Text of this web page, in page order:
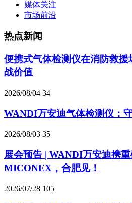
媒体关注
市场前沿
热点新闻
便携式气体检测仪在消防救
战价值
2026/08/04 34
WANDI万安迪气体检测仪：
2026/08/03 35
展会预告 | WANDI万安迪携
MICONEX，合肥见！
2026/07/28 105